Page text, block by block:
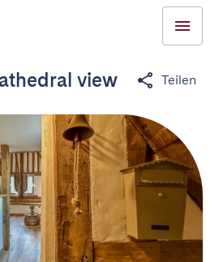
view Teilen